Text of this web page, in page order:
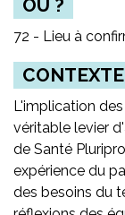
OÙ ?
72 - Lieu à
CONTEXTE
L'implication
véritable levier
de Santé
expérience du
des besoins du